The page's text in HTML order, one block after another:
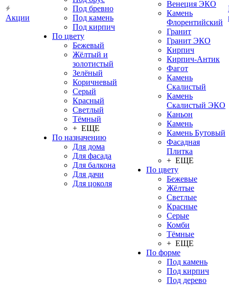
Акции
Под бревно
Под камень
Под кирпич
По цвету
Бежевый
Жёлтый и
золотистый
Зелёный
Коричневый
Серый
Красный
Светлый
Тёмный
+ ЕЩЕ
По назначению
Для дома
Для фасада
Для балкона
Для дачи
Для цоколя
Венеция ЭКО
Камень
Флорентийский
Гранит
Гранит ЭКО
Кирпич
Кирпич-Антик
Фагот
Камень
Скалистый
Камень
Скалистый ЭКО
Каньон
Камень
Камень Бутовый
Фасадная
Плитка
+ ЕЩЕ
По цвету
Бежевые
Жёлтые
Светлые
Красные
Серые
Комби
Тёмные
+ ЕЩЕ
По форме
Под камень
Под кирпич
Под дерево